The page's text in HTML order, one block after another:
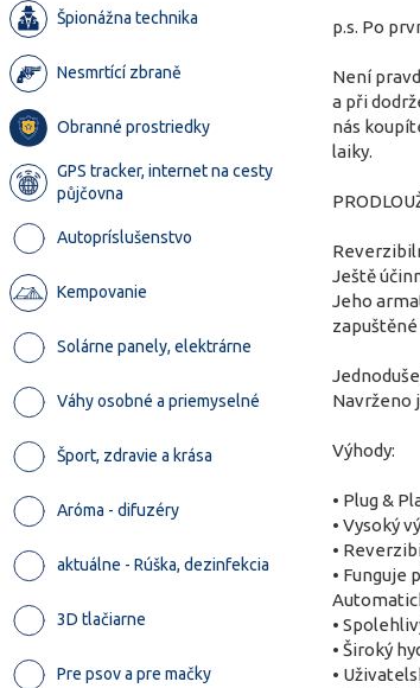
Špionážna technika
Nesmrtící zbraně
Obranné prostriedky
GPS tracker, internet na cesty
půjčovna
Autopríslušenstvo
Kempovanie
Solárne panely, elektrárne
Váhy osobné a priemyselné
Šport, zdravie a krása
Aróma - difuzéry
aktuálne - Rúška, dezinfekcia
3D tlačiarne
Pre psov a pre mačky
p.s. Po
Není
a při
nás
laiky.
Ještě
Jeho
Navrženo
Výhody:
• Plug &
• Vysoký
•
• Funguje
•
• Široký
•